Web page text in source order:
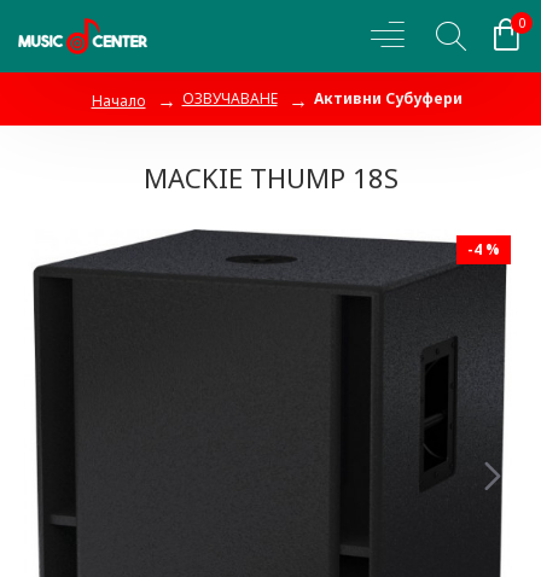
0
Начало ОЗВУЧАВАНЕ Активни Субуфери
MACKIE THUMP 18S
-4 %